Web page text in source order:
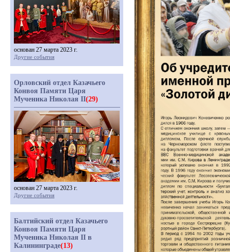
основан 27 марта 2023 г.
Другие события
Орловский отдел Казачьего
Конвоя Памяти Царя
Мученика Николая II(29)
основан 27 марта 2023 г.
Другие события
Балтийский отдел Казачьего
Конвоя Памяти Царя
Мученика Николая II в
Калининграде(13)